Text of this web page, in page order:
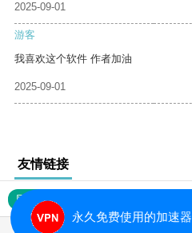
2025-09-01
游客
我喜欢这个软件 作者加油
2025-09-01
友情链接
网站地图
永久免费使用的加速器